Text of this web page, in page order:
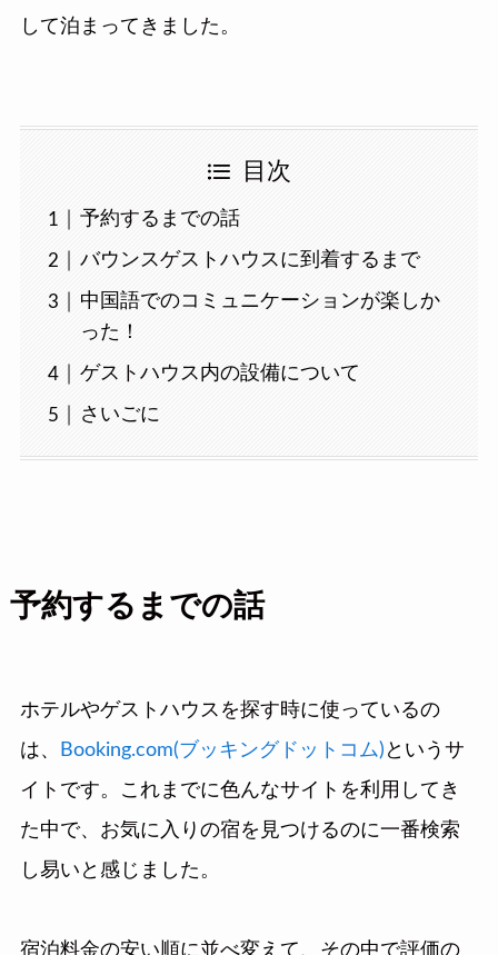
して泊まってきました。
目次
予約するまでの話
バウンスゲストハウスに到着するまで
中国語でのコミュニケーションが楽しか
った！
ゲストハウス内の設備について
さいごに
予約するまでの話
ホテルやゲストハウスを探す時に使っているの
は、
Booking.com(ブッキングドットコム) というサ
イトです。これまでに色んなサイトを利用してき
た中で、お気に入りの宿を見つけるのに一番検索
し易いと感じました。
宿泊料金の安い順に並べ変えて、その中で評価の